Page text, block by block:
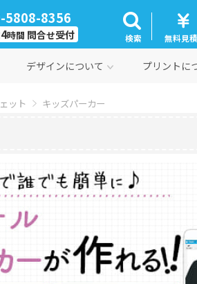
5808-8356
時間 問合せ受付 検索 無料見
デザインについて プリントに
ット キッズパーカー